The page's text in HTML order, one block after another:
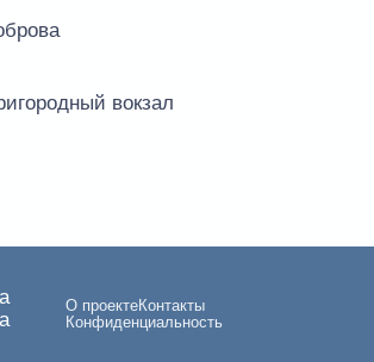
вокзал
О проектеКонтакты
Конфиденциальность